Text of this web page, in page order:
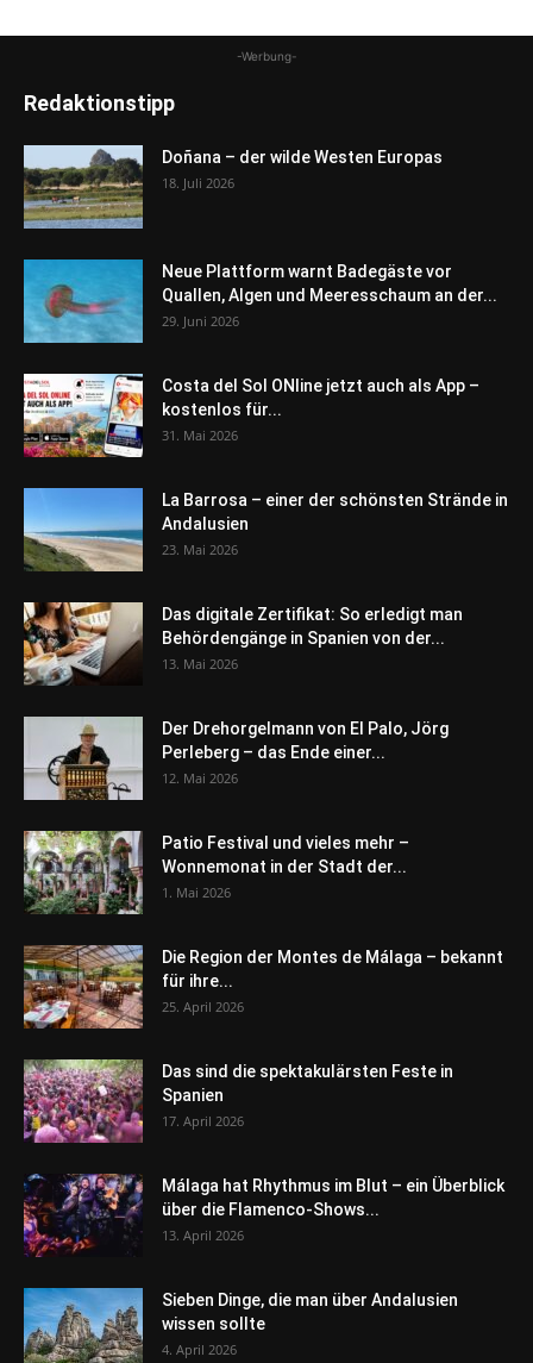
-Werbung-
Redaktionstipp
Doñana – der wilde Westen Europas
18. Juli 2026
Neue Plattform warnt Badegäste vor
Quallen, Algen und Meeresschaum an der...
29. Juni 2026
Costa del Sol ONline jetzt auch als App –
kostenlos für...
31. Mai 2026
La Barrosa – einer der schönsten Strände in
Andalusien
23. Mai 2026
Das digitale Zertifikat: So erledigt man
Behördengänge in Spanien von der...
13. Mai 2026
Der Drehorgelmann von El Palo, Jörg
Perleberg – das Ende einer...
12. Mai 2026
Patio Festival und vieles mehr –
Wonnemonat in der Stadt der...
1. Mai 2026
Die Region der Montes de Málaga – bekannt
für ihre...
25. April 2026
Das sind die spektakulärsten Feste in
Spanien
17. April 2026
Málaga hat Rhythmus im Blut – ein Überblick
über die Flamenco-Shows...
13. April 2026
Sieben Dinge, die man über Andalusien
wissen sollte
4. April 2026